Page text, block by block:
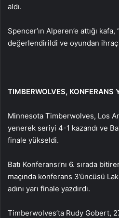
aldı.
Spencer’ın Alperen’e attığı kafa,
değerlendirildi ve oyundan
TIMBERWOLVES, KONFERANS
Minnesota Timberwolves, Los
yenerek seriyi 4-1 kazandı ve
finale yükseldi.
Batı Konferansı’nı 6. sırada
maçında konferans 3’üncüsü
adını yarı finale yazdırdı.
Timberwolves’ta Rudy Gobert,